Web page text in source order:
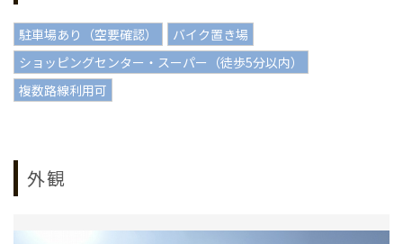
駐車場あり（空要確認）
バイク置き場
ショッピングセンター・スーパー（徒歩5分以内）
複数路線利用可
外観